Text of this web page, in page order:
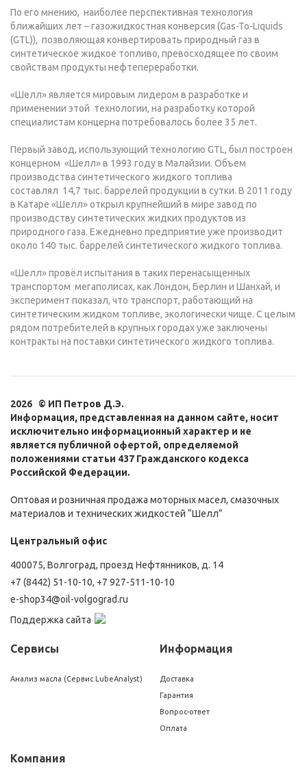
По его мнению, наиболее перспективная технология
ближайших лет – газожидкостная конверсия (Gas-To-Liquids
(GTL)), позволяющая конвертировать природный газ в
синтетическое жидкое топливо, превосходящее по своим
свойствам продукты нефтепереработки.
«Шелл» является мировым лидером в разработке и
применении этой технологии, на разработку которой
специалистам концерна потребовалось более 35 лет.
Первый завод, использующий технологию GTL, был построен
концерном «Шелл» в 1993 году в Малайзии. Объем
производства синтетического жидкого топлива
составлял 14,7 тыс. баррелей продукции в сутки. В 2011 году
в Катаре «Шелл» открыл крупнейший в мире завод по
производству синтетических жидких продуктов из
природного газа. Ежедневно предприятие уже производит
около 140 тыс. баррелей синтетического жидкого топлива.
«Шелл» провёл испытания в таких перенасыщенных
транспортом мегаполисах, как Лондон, Берлин и Шанхай, и
эксперимент показал, что транспорт, работающий на
синтетическим жидком топливе, экологически чище. С целым
рядом потребителей в крупных городах уже заключены
контракты на поставки синтетического жидкого топлива.
2026 © ИП Петров Д.Э.
Информация, представленная на данном сайте, носит
исключительно информационный характер и не
является публичной офертой, определяемой
положениями статьи 437 Гражданского кодекса
Российской Федерации.
Оптовая и розничная продажа моторных масел, смазочных
материалов и технических жидкостей “Шелл”
Центральный офис
400075, Волгоград, проезд Нефтянников, д. 14
+7 (8442) 51-10-10, +7 927-511-10-10
e-shop34@oil-volgograd.ru
Поддержка сайта
Сервисы
Анализ масла (Сервис LubeAnalyst)
Информация
Доставка
Гарантия
Вопрос-ответ
Оплата
Компания